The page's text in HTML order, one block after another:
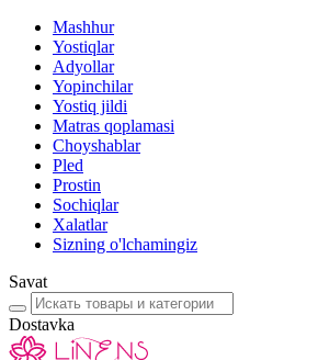
Mashhur
Yostiqlar
Adyollar
Yopinchilar
Yostiq jildi
Matras qoplamasi
Choyshablar
Pled
Prostin
Sochiqlar
Xalatlar
Sizning o'lchamingiz
Savat
Dostavka